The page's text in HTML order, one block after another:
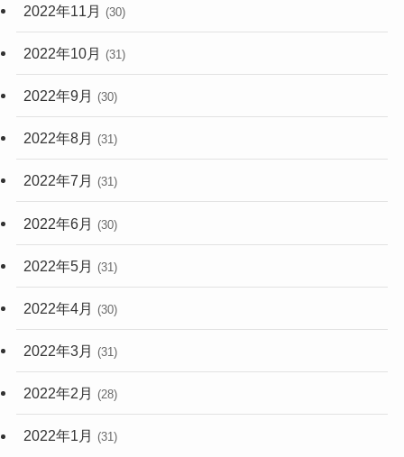
2022年11月 (30)
2022年10月 (31)
2022年9月 (30)
2022年8月 (31)
2022年7月 (31)
2022年6月 (30)
2022年5月 (31)
2022年4月 (30)
2022年3月 (31)
2022年2月 (28)
2022年1月 (31)